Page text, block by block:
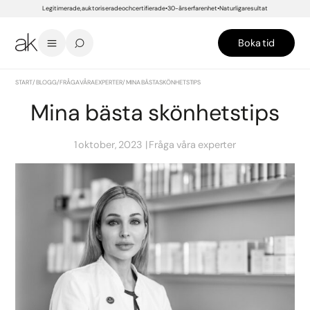
Legitimerade, auktoriserade och certifierade 30-års erfarenhet Naturliga resultat
Boka tid
START/BLOGG/FRÅGA VÅRA EXPERTER/MINA BÄSTA SKÖNHETSTIPS
Mina bästa skönhetstips
1 oktober, 2023 Fråga våra experter